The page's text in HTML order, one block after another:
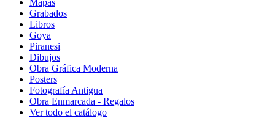
Mapas
Grabados
Libros
Goya
Piranesi
Dibujos
Obra Gráfica Moderna
Posters
Fotografía Antigua
Obra Enmarcada - Regalos
Ver todo el catálogo